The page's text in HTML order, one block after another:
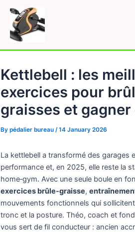
content
Kettlebell : les
exercices pour
graisses et gagner
By pédalier bureau /14 January 2026
La kettlebell a transformé des garages
performance et, en 2025, elle reste la
home‑gym. Avec une seule boule en
exercices brûle-graisse,
mouvements fonctionnels qui
tronc et la posture. Théo, coach et
vous sert de fil conducteur : ancien